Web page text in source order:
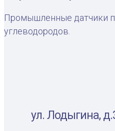
Промышленные датчики
углеводородов.
ул. Лодыгина,